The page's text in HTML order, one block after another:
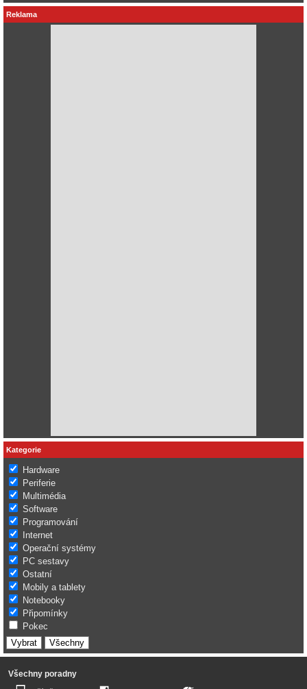
Reklama
Kategorie
Hardware
Periferie
Multimédia
Software
Programování
Internet
Operační systémy
PC sestavy
Ostatní
Mobily a tablety
Notebooky
Připomínky
Pokec
Všechny poradny